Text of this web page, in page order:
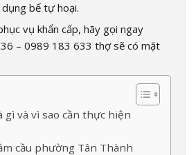
bể tự hoại.
vụ khẩn cấp, hãy gọi ngay
– 0989 183 633 thợ sẽ có mặt
gì và vì sao cần thực hiện
cầu phường Tân Thành